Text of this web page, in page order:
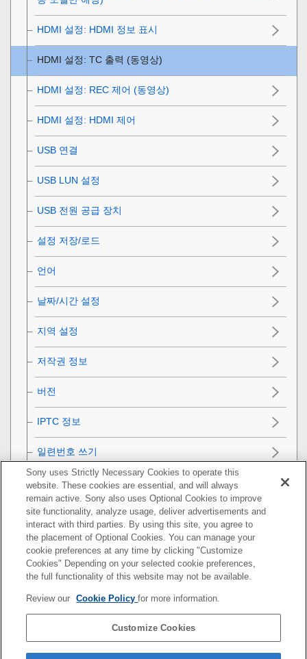
HDMI 설정: HDMI 정보 표시
HDMI 설정: TC 출력 (동영상)
HDMI 설정: REC 제어 (동영상)
HDMI 설정: HDMI 제어
USB 연결
USB LUN 설정
USB 전원 공급 장치
설정 저장/로드
언어
날짜/시간 설정
지역 설정
저작권 정보
버전
IPTC 정보
일련번호 쓰기
데모 모드
카메라 초기화
네트워크 기능 사용하기
컴퓨터 사용하기
MENU 항목 목록
사전 주의 사항/본 제품
Sony uses Strictly Necessary Cookies to operate this
website. These cookies are essential, and will always
remain active. Sony also uses Optional Cookies to improve
site functionality, analyze usage, deliver advertisements and
interact with third parties. By using this site, you agree to
the placement of Optional Cookies. You can manage your
cookie preferences at any time by clicking "Customize
Cookies" Depending on your selected cookie preferences,
the full functionality of this website may not be available.
Review our Cookie Policyfor more information.
Customize Cookies